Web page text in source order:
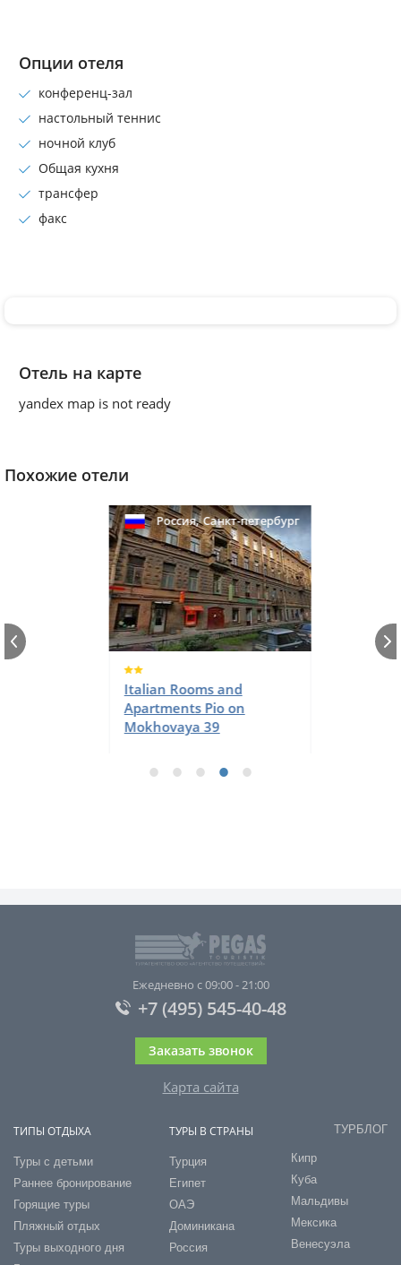
Опции отеля
конференц-зал
настольный теннис
ночной клуб
Общая кухня
трансфер
факс
Отель на карте
yandex map is not ready
Похожие отели
Россия,Санкт-петербург
Italian Rooms and
Apartments Pio on
Mokhovaya 39
Ежедневно с 09:00 - 21:00
+7 (495) 545-40-48
Заказать звонок
Карта сайта
ТИПЫ ОТДЫХА
Туры с детьми
Раннее бронирование
Горящие туры
Пляжный отдых
Туры выходного дня
ТУРЫ В СТРАНЫ
Турция
Египет
ОАЭ
Доминикана
Россия
ТУРБЛОГ
Кипр
Куба
Мальдивы
Мексика
Венесуэла